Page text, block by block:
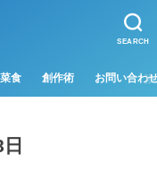
SEARCH
菜食 創作術 お問い合わ